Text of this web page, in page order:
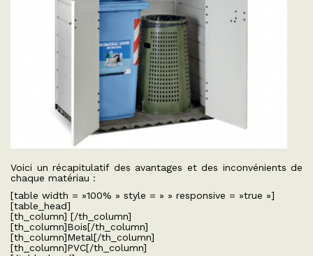
Voici un récapitulatif des avantages et des inconvénients de
chaque matériau :
[table width = »100% » style = » » responsive = »true »]
[table_head]
[th_column] [/th_column]
[th_column]Bois[/th_column]
[th_column]Metal[/th_column]
[th_column]PVC[/th_column]